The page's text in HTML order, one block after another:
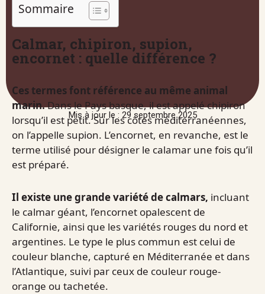
Mis à jour le : 29 septembre 2025
Sommaire
Calmar, chipiron, supion,
encornet : quelle différence ?
Ces termes font référence au même animal
marin.Dans le Pays basque, il est appelé chipiron
lorsqu’il est petit. Sur les côtes méditerranéennes,
on l’appelle supion. L’encornet, en revanche, est le
terme utilisé pour désigner le calamar une fois qu’il
est préparé.
Il existe une grande variété de calmars, incluant
le calmar géant, l’encornet opalescent de
Californie, ainsi que les variétés rouges du nord et
argentines. Le type le plus commun est celui de
couleur blanche, capturé en Méditerranée et dans
l’Atlantique, suivi par ceux de couleur rouge-
orange ou tachetée.